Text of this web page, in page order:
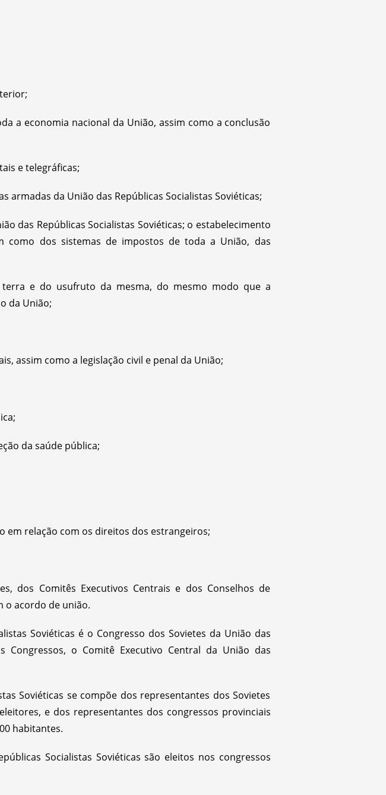
a economia nacional da União, assim como a conclusão
e telegráficas;
da União das Repúblicas Socialistas Soviéticas;
das Repúblicas Socialistas Soviéticas; o estabelecimento
como dos sistemas de impostos de toda a União, das
e do usufruto da mesma, do mesmo modo que a
da União;
assim como a legislação civil e penal da União;
da saúde pública;
em relação com os direitos dos estrangeiros;
dos Comitês Executivos Centrais e dos Conselhos de
o acordo de união.
Soviéticas é o Congresso dos Sovietes da União das
Congressos, o Comitê Executivo Central da União das
Soviéticas se compõe dos representantes dos Sovietes
e dos representantes dos congressos provinciais
habitantes.
Socialistas Soviéticas são eleitos nos congressos